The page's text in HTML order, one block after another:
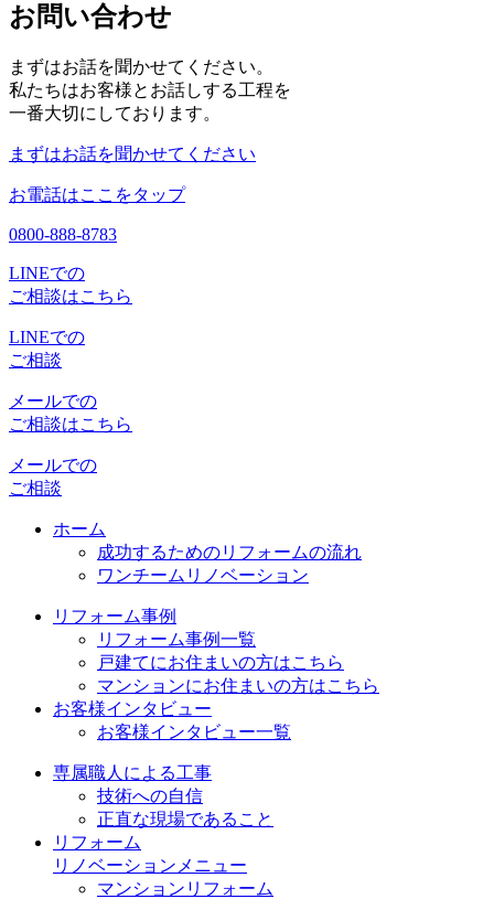
お問い合わせ
まずはお話を聞かせてください。
私たちはお客様とお話しする工程を
一番大切にしております。
まずはお話を聞かせてください
お電話はここをタップ
0800-888-8783
LINEでの
ご相談はこちら
LINEでの
ご相談
メールでの
ご相談はこちら
メールでの
ご相談
ホーム
成功するためのリフォームの流れ
ワンチームリノベーション
リフォーム事例
リフォーム事例一覧
戸建てにお住まいの方はこちら
マンションにお住まいの方はこちら
お客様インタビュー
お客様インタビュー一覧
専属職人による工事
技術への自信
正直な現場であること
リフォーム
リノベーションメニュー
マンションリフォーム